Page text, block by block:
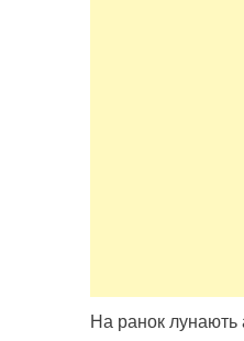
На ранок лунають